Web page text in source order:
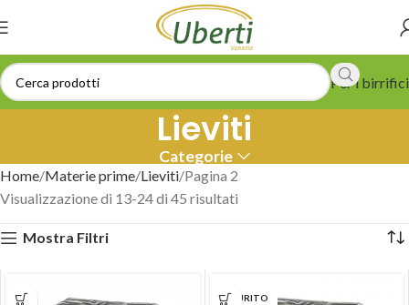
Per i birrifici
Lieviti
Categorie
Home Materie prime Lieviti Pagina 2
Visualizzazione di 13-24 di 45 risultati
Mostra Filtri
ESAURITO